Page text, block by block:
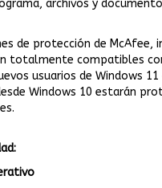
archivos y
de protección de McAfee,
totalmente compatibles
usuarios de Windows
Windows 10 estarán